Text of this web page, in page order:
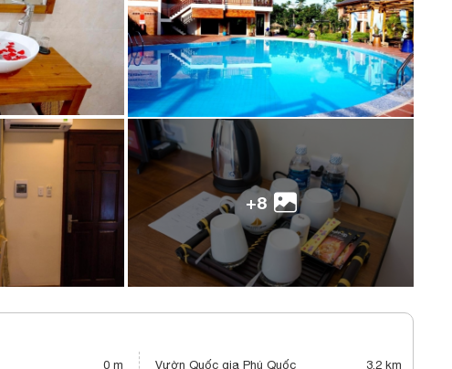
+8
0 m Vườn Quốc gia Phú Quốc
3,2 km